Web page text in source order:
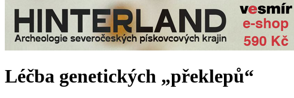
Léčba genetických „překlepů“